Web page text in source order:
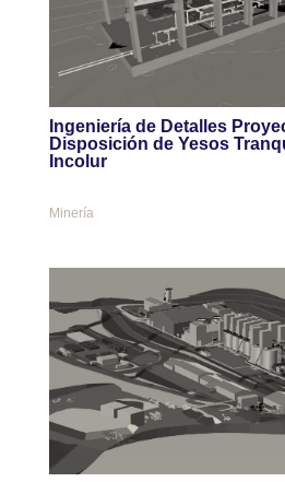
Ingeniería de Detalles
Disposición de Yesos
Incolur
Minería